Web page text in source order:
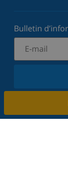
Bulletin
Inscrivez-
votre vie